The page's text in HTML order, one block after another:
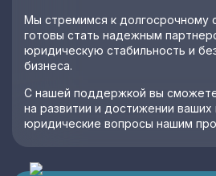
Мы стремимся к долгосрочному
готовы стать надежным
юридическую стабильность и
бизнеса.
С нашей поддержкой вы
на развитии и достижении
юридические вопросы нашим